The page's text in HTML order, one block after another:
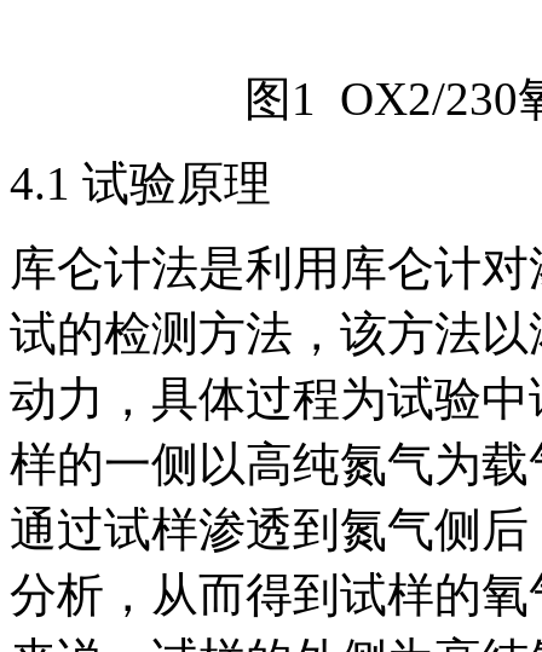
图1 OX2/230
4.1 试验原理
库仑计法是利用库仑计
试的检测方法，该方法
动力，具体过程为试验
样的一侧以高纯氮气为
通过试样渗透到氮气侧
分析，从而得到试样的